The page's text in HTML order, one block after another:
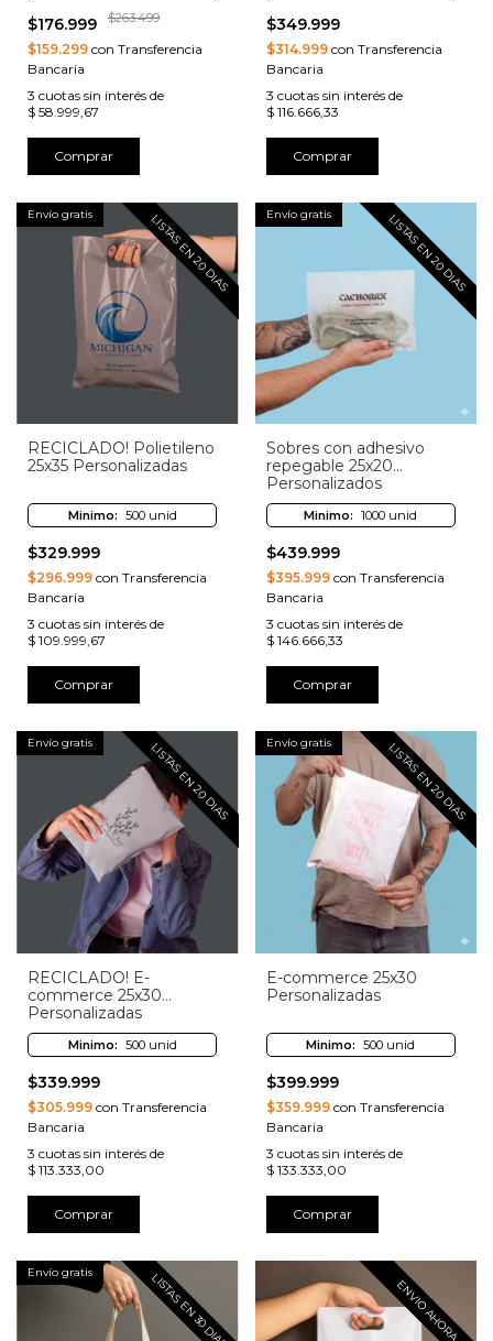
$176.999 $263.499
$159.299 con Transferencia
Bancaria
3 cuotas sin interés de
$ 58.999,67
Comprar
$349.999
$314.999con Transferencia
Bancaria
3 cuotas sin interés de
$ 116.666,33
Comprar
Envío gratis LISTAS EN 20 DIAS
RECICLADO! Polietileno
25x35 Personalizadas
Minimo: 500 unid
$329.999
$296.999 con Transferencia
Bancaria
3 cuotas sin interés de
$ 109.999,67
Comprar
Envío gratis LISTAS EN 20 DIAS
Sobres con adhesivo
repegable 25x20
Personalizados
Minimo: 1000 unid
$439.999
$395.999con Transferencia
Bancaria
3 cuotas sin interés de
$ 146.666,33
Comprar
Envío gratis LISTAS EN 20 DIAS
RECICLADO! E-
commerce 25x30
Personalizadas
Minimo: 500 unid
$339.999
$305.999 con Transferencia
Bancaria
3 cuotas sin interés de
$ 113.333,00
Comprar
Envío gratis LISTAS EN 20 DIAS
E-commerce 25x30
Personalizadas
Minimo: 500 unid
$399.999
$359.999con Transferencia
Bancaria
3 cuotas sin interés de
$ 133.333,00
Comprar
Envío gratis LISTAS EN 30 DIAS ENVIO AHORA